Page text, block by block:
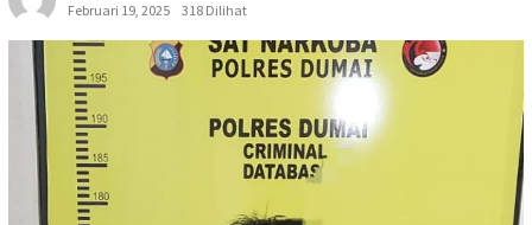
Februari 19, 2025
318 Dilihat